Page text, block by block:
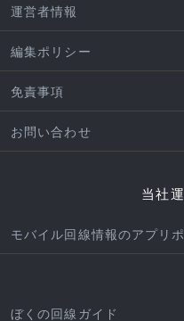
運営者情報
編集ポリシー
免責事項
お問い合わせ
当社
モバイル回線情報のアプリポ
ぼくの回線ガイド